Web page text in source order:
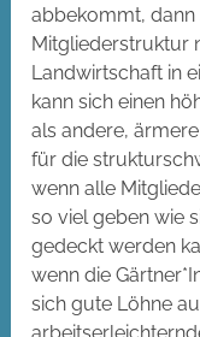
abbekommt, dann
Mitgliederstruktur
Landwirtschaft in
kann sich einen
als andere,
für die
wenn alle
so viel geben wie
gedeckt werden
wenn die
sich gute Löhne